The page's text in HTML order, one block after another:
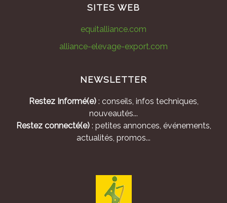
SITES WEB
equitalliance.com
alliance-elevage-export.com
NEWSLETTER
Restez Informé(e): conseils, infos techniques,
nouveautés...
Restez connecté(e): petites annonces, événements,
actualités, promos...